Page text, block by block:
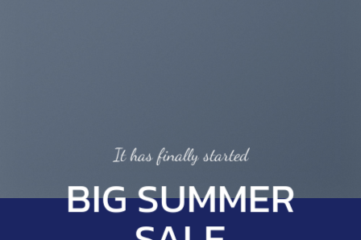
It has finally started
BIG SUMMER